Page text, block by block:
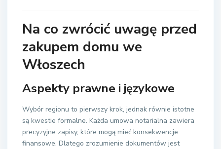
Na co zwrócić uwagę przed
zakupem domu we
Włoszech
Aspekty prawne i językowe
Wybór regionu to pierwszy krok, jednak równie istotne
są kwestie formalne. Każda umowa notarialna zawiera
precyzyjne zapisy, które mogą mieć konsekwencje
finansowe. Dlatego zrozumienie dokumentów jest